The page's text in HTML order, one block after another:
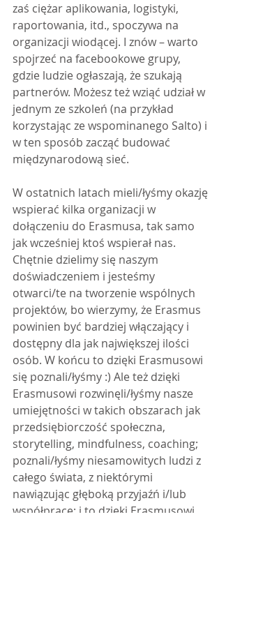
zaś ciężar aplikowania, logistyki,
raportowania, itd., spoczywa na
organizacji wiodącej. I znów – warto
spojrzeć na facebookowe grupy,
gdzie ludzie ogłaszają, że szukają
partnerów. Możesz też wziąć udział w
jednym ze szkoleń (na przykład
korzystając ze wspominanego Salto) i
w ten sposób zacząć budować
międzynarodową sieć.
W ostatnich latach mieli/łyśmy okazję
wspierać kilka organizacji w
dołączeniu do Erasmusa, tak samo
jak wcześniej ktoś wspierał nas.
Chętnie dzielimy się naszym
doświadczeniem i jesteśmy
otwarci/te na tworzenie wspólnych
projektów, bo wierzymy, że Erasmus
powinien być bardziej włączający i
dostępny dla jak największej ilości
osób. W końcu to dzięki Erasmusowi
się poznali/łyśmy :) Ale też dzięki
Erasmusowi rozwinęli/łyśmy nasze
umiejętności w takich obszarach jak
przedsiębiorczość społeczna,
storytelling, mindfulness, coaching;
poznali/łyśmy niesamowitych ludzi z
całego świata, z niektórymi
nawiązując głęboką przyjaźń i/lub
współpracę; i to dzięki Erasmusowi